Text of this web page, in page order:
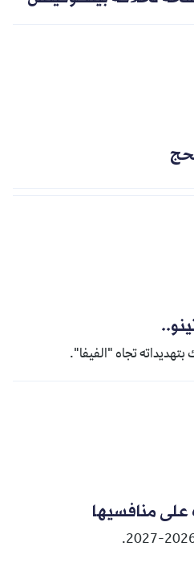
بتهديداته تجاه "الفيفا".
على منافسيها